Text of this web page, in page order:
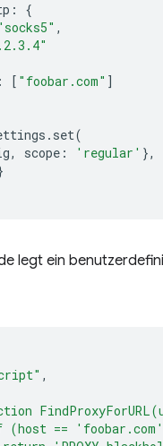
:
{
,
: [ "foobar.com" ]
. set(
, scope : 'regular' },
legt ein
,
==